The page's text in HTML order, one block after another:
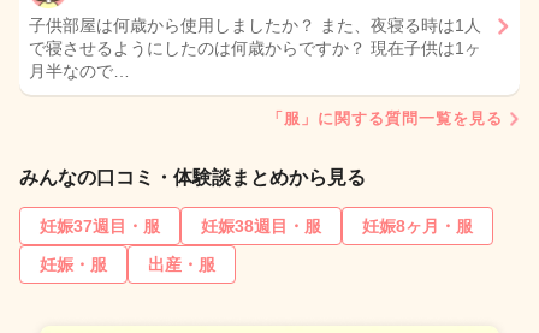
子供部屋は何歳から使用しましたか？ また、夜寝る時は1人
で寝させるようにしたのは何歳からですか？ 現在子供は1ヶ
月半なので…
「服」に関する質問一覧を見る
みんなの口コミ・体験談まとめから見る
妊娠37週目・服 妊娠38週目・服
妊娠8ヶ月・服
妊娠・服
出産・服